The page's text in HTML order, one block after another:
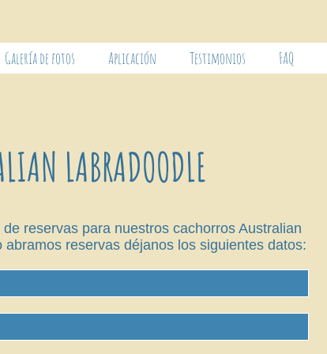
Galería de fotos Aplicación Testimonios FAQ
LABRADOODLE
reservas para nuestros cachorros Australian
reservas déjanos los siguientes datos: